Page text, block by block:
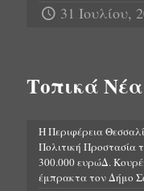
31 Ιουλίου,
Τοπικά Νέα
Η Περιφέρεια
Πολιτική Προστασία
300.000 ευρώΔ.
έμπρακτα τον Δήμο